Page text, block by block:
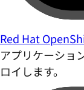
Red Hat
アプリケーショ
ロイします。